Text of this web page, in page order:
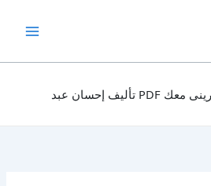
تحميل كتاب يا أبنتى لا تحيرينى معك PDF تأليف إحسان عبد